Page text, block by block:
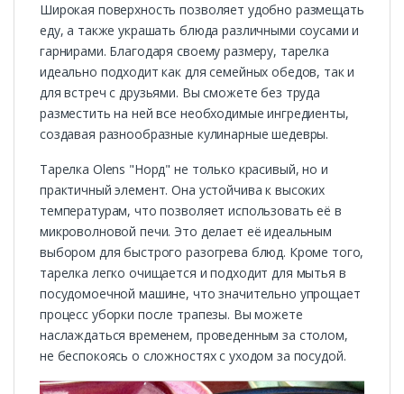
Широкая поверхность позволяет удобно размещать
еду, а также украшать блюда различными соусами и
гарнирами. Благодаря своему размеру, тарелка
идеально подходит как для семейных обедов, так и
для встреч с друзьями. Вы сможете без труда
разместить на ней все необходимые ингредиенты,
создавая разнообразные кулинарные шедевры.
Тарелка Olens "Норд" не только красивый, но и
практичный элемент. Она устойчива к высоких
температурам, что позволяет использовать её в
микроволновой печи. Это делает её идеальным
выбором для быстрого разогрева блюд. Кроме того,
тарелка легко очищается и подходит для мытья в
посудомоечной машине, что значительно упрощает
процесс уборки после трапезы. Вы можете
наслаждаться временем, проведенным за столом,
не беспокоясь о сложностях с уходом за посудой.